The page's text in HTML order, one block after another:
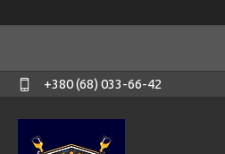
+380 (68) 033-66-42